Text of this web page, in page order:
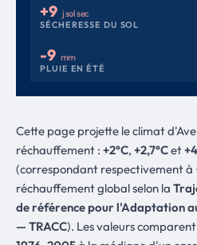
+9 j sol sec
SÉCHERESSE DU SOL
-9 mm
PLUIE EN ÉTÉ
Cette page projette le climat
réchauffement : +2°C, +2,7°Cet
(correspondant respectivement à
réchauffement global selon la
de référence pour l'Adaptation
— TRACC). Les valeurs